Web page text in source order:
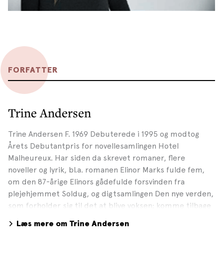
FORFATTER
Trine Andersen
Trine Andersen F. 1969 Debuterede i 1995 og modtog
Årets Debutantpris for novellesamlingen Hotel
Malheureux. Har siden da skrevet romaner, flere
noveller og lyrik, bl.a. romanen Elinor Marks fulde fem,
om den 87-årige Elinors gådefulde forsvinden fra
plejehjemmet Soldug, og digtsamlingen Den nye verden,
som forholder sig til det at blive voksen: komme tilbage
mellemtiden er jeg blevet en anden er jeg kommet frem
Læs mere om Trine Andersen